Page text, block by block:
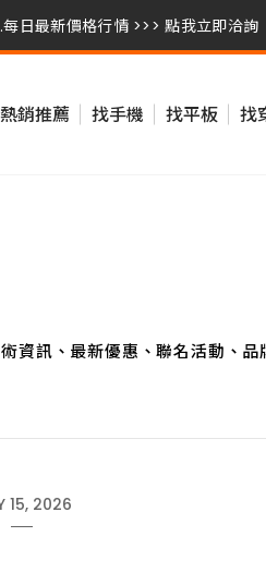
日最新價格行情 >>> 點我立即洽詢
日最新價格行情 >>> 點我立即洽詢
熱銷推薦 找手機 找平板 找
資訊、最新優惠、聯名活動、品
15, 2026